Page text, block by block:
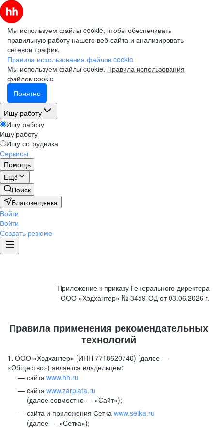
Мы используем файлы cookie, чтобы обеспечивать
правильную работу нашего веб-сайта и анализировать
сетевой трафик.
Правила использования файлов cookie
Мы используем файлы cookie. Правила использования
файлов cookie
Понятно
Ищу работу
Ищу работу
Ищу работу
Ищу сотрудника
Сервисы
Помощь
Ещё
Поиск
Благовещенка
Войти
Войти
Создать резюме
Приложение к приказу Генерального директора
ООО «Хэдхантер» № 3459-ОД от 03.06.2026 г.
Правила применения рекомендательных
технологий
1. ООО «Хэдхантер» (ИНН 7718620740) (далее —
«Общество») является владельцем:
сайта www.hh.ru
cайта www.zarplata.ru
(далее совместно — «Сайт»);
сайта и приложения Сетка www.setka.ru
(далее — «Сетка»);